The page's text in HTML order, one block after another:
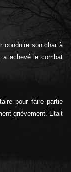
conduire son char à
a achevé le combat
pour faire partie
grièvement. Etait